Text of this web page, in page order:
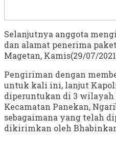
Selanjutnya anggota
dan alamat penerima
Magetan, Kamis(29/07/
Pengiriman dengan
untuk kali ini, lanjut
diperuntukan di 3 wilayah
Kecamatan Panekan,
sebagaimana yang telah
dikirimkan oleh